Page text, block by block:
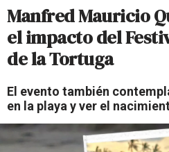
Manfred Mauricio
el impacto del
de la Tortuga
El evento también
en la playa y ver el